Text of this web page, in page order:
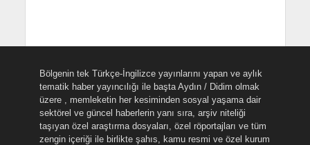
Bölgenin tek Türkçe-İngilizce yayınlarını yapan ve aylık
tematik haber yayıncılığı ile başta Aydın / Didim olmak
üzere , memleketin her kesiminden sosyal yaşama dair
sektörel ve güncel haberlerin yanı sıra, arşiv niteliği
taşıyan özel araştırma dosyaları, özel röportajları ve tüm
zengin içeriği ile birlikte şahıs, kamu resmi ve özel kurum